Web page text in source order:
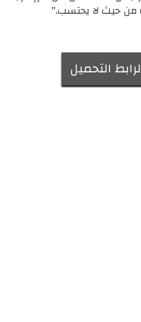
من حيث لا يحتسب."
التحميل